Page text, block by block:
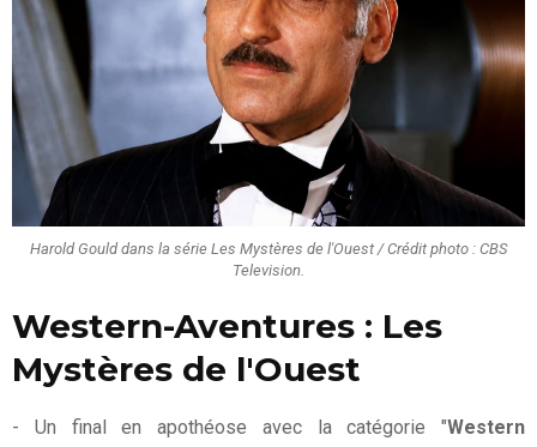
Harold Gould dans la série Les Mystères de l'Ouest / Crédit photo : CBS
Television.
Western-Aventures : Les
Mystères de l'Ouest
- Un final en apothéose avec la catégorie "Western